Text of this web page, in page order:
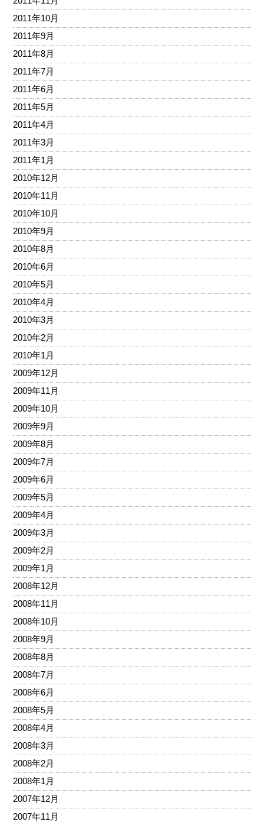
2011年10月
2011年9月
2011年8月
2011年7月
2011年6月
2011年5月
2011年4月
2011年3月
2011年1月
2010年12月
2010年11月
2010年10月
2010年9月
2010年8月
2010年6月
2010年5月
2010年4月
2010年3月
2010年2月
2010年1月
2009年12月
2009年11月
2009年10月
2009年9月
2009年8月
2009年7月
2009年6月
2009年5月
2009年4月
2009年3月
2009年2月
2009年1月
2008年12月
2008年11月
2008年10月
2008年9月
2008年8月
2008年7月
2008年6月
2008年5月
2008年4月
2008年3月
2008年2月
2008年1月
2007年12月
2007年11月